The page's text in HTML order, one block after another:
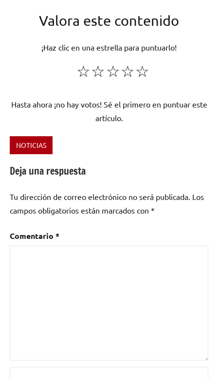
Valora este contenido
¡Haz clic en una estrella para puntuarlo!
☆
☆
☆
☆
☆
Hasta ahora ¡no hay votos! Sé el primero en puntuar este
artículo.
Concurso,
Villa
de
NOTICIAS
Deja una respuesta
Tu dirección de correo electrónico no será publicada. Los
campos obligatorios están marcados con *
Comentario *